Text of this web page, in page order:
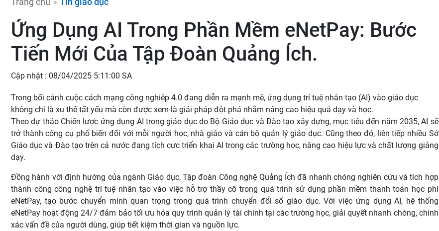
Ứng Dụng AI Trong Phần Mềm eNetPay: Bước
Tiến Mới Của Tập Đoàn Quảng Ích.
Cập nhật : 08/04/2025 5:11:00 SA
Trong bối cảnh cuộc cách mạng công nghiệp 4.0 đang diễn ra mạnh mẽ, ứng dụng trí tuệ nhân tạo (AI) vào giáo dục
không chỉ là xu thế tất yếu mà còn được xem là giải pháp đột phá nhằm nâng cao hiệu quả dạy và học.
Theo dự thảo Chiến lược ứng dụng AI trong giáo dục do Bộ Giáo dục và Đào tạo xây dựng, mục tiêu đến năm 2035, AI sẽ
trở thành công cụ phổ biến đối với mỗi người học, nhà giáo và cán bộ quản lý giáo dục. Cũng theo đó, liên tiếp nhiều Sở
Giáo dục và Đào tạo trên cả nước đang tích cực triển khai AI trong các trường học, nâng cao hiệu lực và chất lượng giảng
dạy.
Đồng hành với định hướng của ngành Giáo dục, Tập đoàn Công nghệ Quảng Ích đã nhanh chóng nghiên cứu và tích hợp
thành công công nghệ trí tuệ nhân tạo vào việc hỗ trợ thầy cô trong quá trình sử dụng phần mềm thanh toán học phí
eNetPay, tạo bước chuyển mình quan trọng trong quá trình chuyển đổi số giáo dục. Với việc ứng dụng AI, hệ thống
eNetPay hoạt động 24/7 đảm bảo tối ưu hóa quy trình quản lý tài chính tại các trường học, giải quyết nhanh chóng, chính
xác vấn đề của người dùng, giúp tiết kiệm thời gian và nguồn lực.